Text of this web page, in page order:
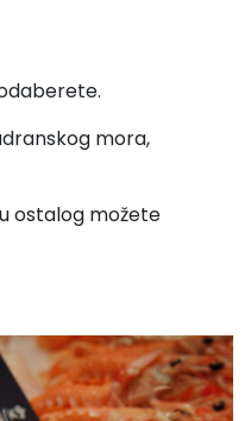
mora,
ostalog možete